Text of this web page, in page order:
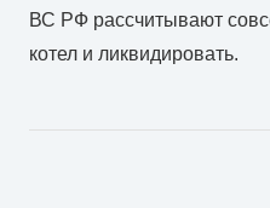
ВС РФ рассчитывают
котел и ликвидировать.